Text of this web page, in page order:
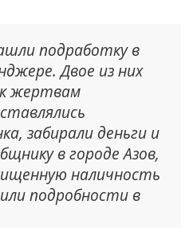
подработку в
Двое из них
жертвам
забирали деньги и
в городе Азов,
наличность
подробности в